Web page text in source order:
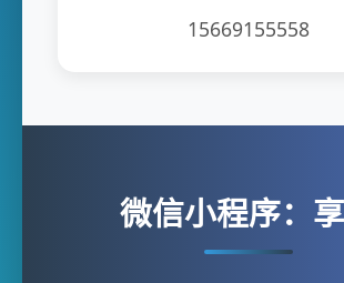
15669155558
微信小程序：